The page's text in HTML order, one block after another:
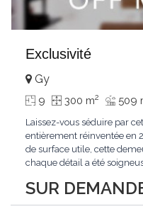
Exclusivité
SUR
Gy
9 300 m2 509
Laissez-vous séduire par
entièrement réinventée en
de surface utile, cette
chaque détail a été
contemporaines. Sa
été conçue pour répondre...